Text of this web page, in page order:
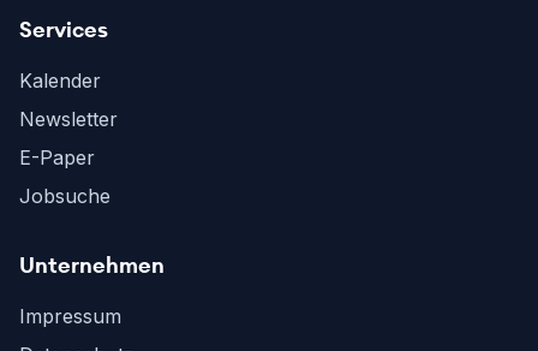
Services
Kalender
Newsletter
E-Paper
Jobsuche
Unternehmen
Impressum